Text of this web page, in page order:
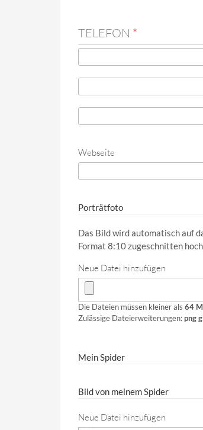
TELEFON *
Webseite
Porträtfoto
Das Bild wird automatisch auf
Format 8:10 zugeschnitten
Neue Datei hinzufügen
Die Dateien müssen kleiner als 64
Zulässige Dateierweiterungen:png
Mein Spider
Bild von meinem Spider
Neue Datei hinzufügen